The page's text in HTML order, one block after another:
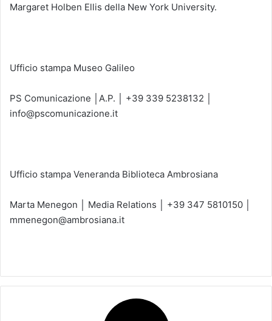
Margaret Holben Ellis della New York University.
Ufficio stampa Museo Galileo
PS Comunicazione │A.P. │ +39 339 5238132 │
info@pscomunicazione.it
Ufficio stampa Veneranda Biblioteca Ambrosiana
Marta Menegon │ Media Relations │ +39 347 5810150 │
mmenegon@ambrosiana.it